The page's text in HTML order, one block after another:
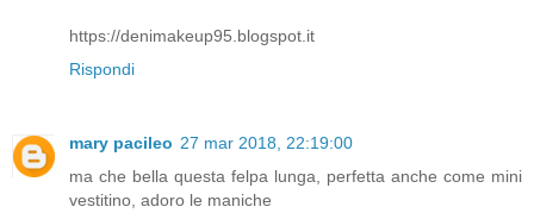
https://denimakeup95.blogspot.it
Rispondi
mary pacileo 27 mar 2018, 22:19:00
ma che bella questa felpa lunga, perfetta anche come mini
vestitino, adoro le maniche